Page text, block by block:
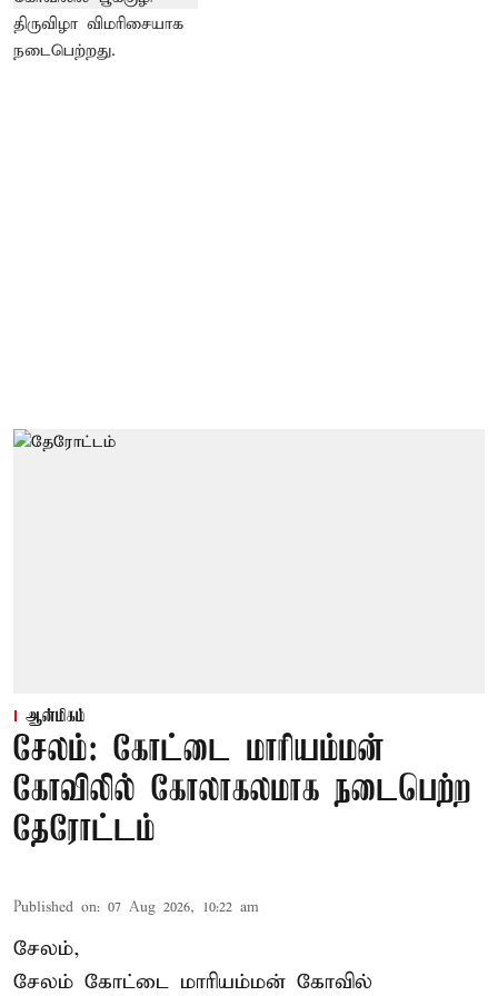
ஆன்மிகம்
சேலம்: கோட்டை மாரியம்மன்
கோவிலில் கோலாகலமாக நடைபெற்ற
தேரோட்டம்
Published on: 07 Aug 2026, 10:22 am
சேலம்,
சேலம் கோட்டை மாரியம்மன் கோவில்